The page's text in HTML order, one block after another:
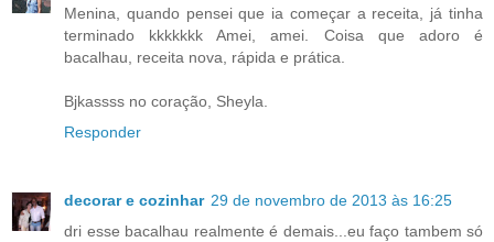
Menina, quando pensei que ia começar a receita, já tinha
terminado kkkkkkk Amei, amei. Coisa que adoro é
bacalhau, receita nova, rápida e prática.
Bjkassss no coração, Sheyla.
Responder
decorar e cozinhar 29 de novembro de 2013 às 16:25
dri esse bacalhau realmente é demais...eu faço tambem só